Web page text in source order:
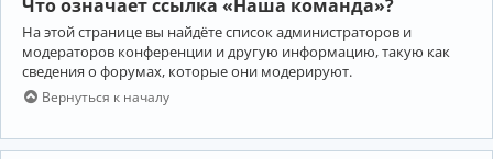
Что означает ссылка «Наша команда»?
На этой странице вы найдёте список администраторов и
модераторов конференции и другую информацию, такую как
сведения о форумах, которые они модерируют.
Вернуться к началу